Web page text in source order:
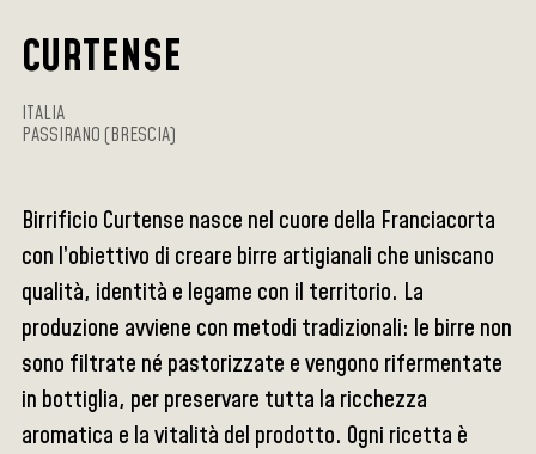
CURTENSE
ITALIA
PASSIRANO (BRESCIA)
Birrificio Curtense nasce nel cuore della Franciacorta
con l’obiettivo di creare birre artigianali che uniscano
qualità, identità e legame con il territorio. La
produzione avviene con metodi tradizionali: le birre non
sono filtrate né pastorizzate e vengono rifermentate
in bottiglia, per preservare tutta la ricchezza
aromatica e la vitalità del prodotto. Ogni ricetta è